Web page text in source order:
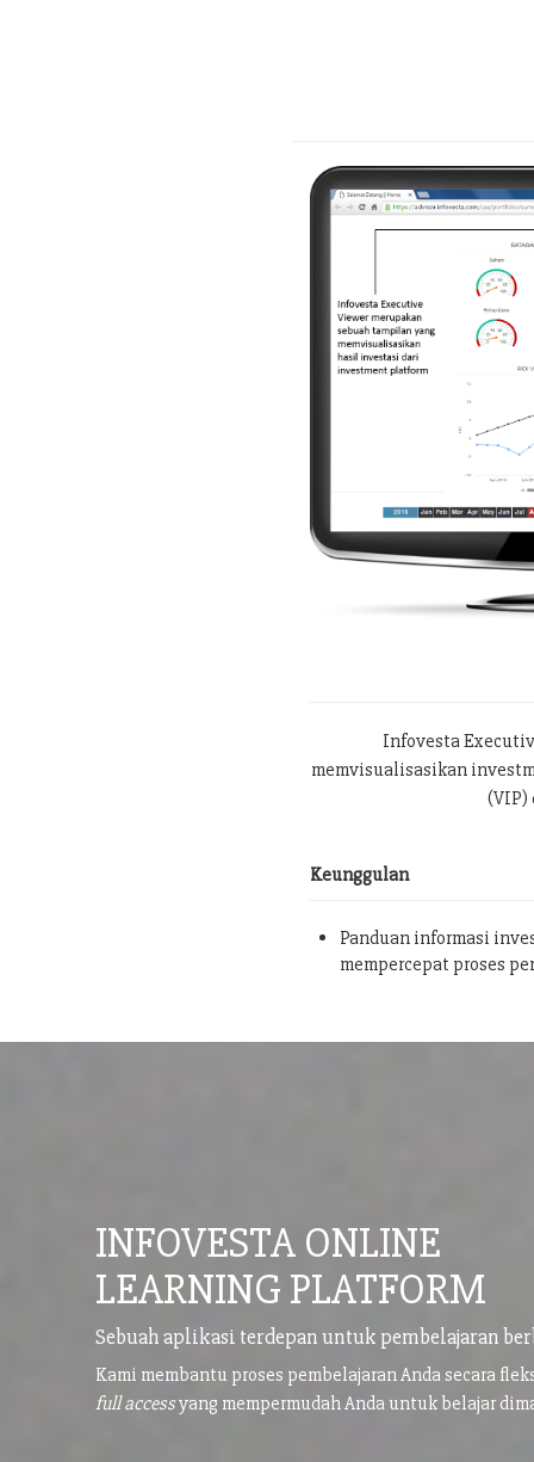
Infovesta
memvisualisasikan
(VIP)
Keunggulan
Panduan informasi
mempercepat proses
INFOVESTA ONLINE
LEARNING PLATFORM
Sebuah aplikasi terdepan untuk pembelajaran
Kami membantu proses pembelajaran Anda secara
full accessyang mempermudah Anda untuk belajar